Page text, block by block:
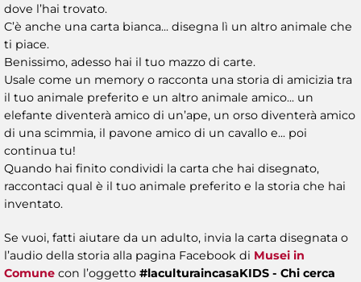
dove l’hai trovato.
C’è anche una carta bianca... disegna lì un altro animale che
ti piace.
Benissimo, adesso hai il tuo mazzo di carte.
Usale come un memory o racconta una storia di amicizia tra
il tuo animale preferito e un altro animale amico... un
elefante diventerà amico di un’ape, un orso diventerà amico
di una scimmia, il pavone amico di un cavallo e... poi
continua tu!
Quando hai finito condividi la carta che hai disegnato,
raccontaci qual è il tuo animale preferito e la storia che hai
inventato.
Se vuoi, fatti aiutare da un adulto, invia la carta disegnata o
l’audio della storia alla pagina Facebook di Musei in
Comune con l’oggetto #laculturaincasaKIDS - Chi cerca